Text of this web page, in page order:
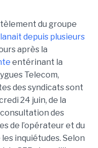
du groupe
depuis plusieurs
après la
entérinant la
Telecom,
des syndicats sont
24 juin, de la
des
de l’opérateur et du
les inquiétudes. Selon